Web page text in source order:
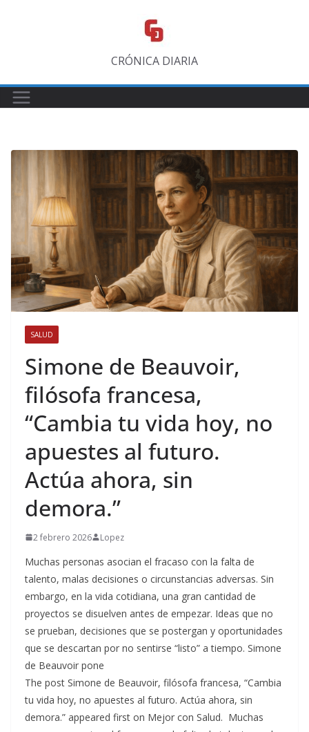
CRÓNICA DIARIA
SALUD
Simone de Beauvoir,
filósofa francesa,
“Cambia tu vida hoy, no
apuestes al futuro.
Actúa ahora, sin
demora.”
2 febrero 2026 Lopez
Muchas personas asocian el fracaso con la falta de
talento, malas decisiones o circunstancias adversas. Sin
embargo, en la vida cotidiana, una gran cantidad de
proyectos se disuelven antes de empezar. Ideas que no
se prueban, decisiones que se postergan y oportunidades
que se descartan por no sentirse “listo” a tiempo. Simone
de Beauvoir pone
The post Simone de Beauvoir, filósofa francesa, “Cambia
tu vida hoy, no apuestes al futuro. Actúa ahora, sin
demora.” appeared first on Mejor con Salud. Muchas